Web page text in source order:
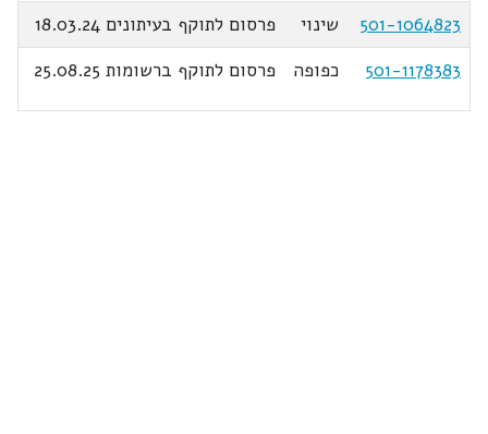
501-1064823
שינוי
פרסום לתוקף בעיתונים 18.03.24
501-1178383
כפופה פרסום לתוקף ברשומות 25.08.25